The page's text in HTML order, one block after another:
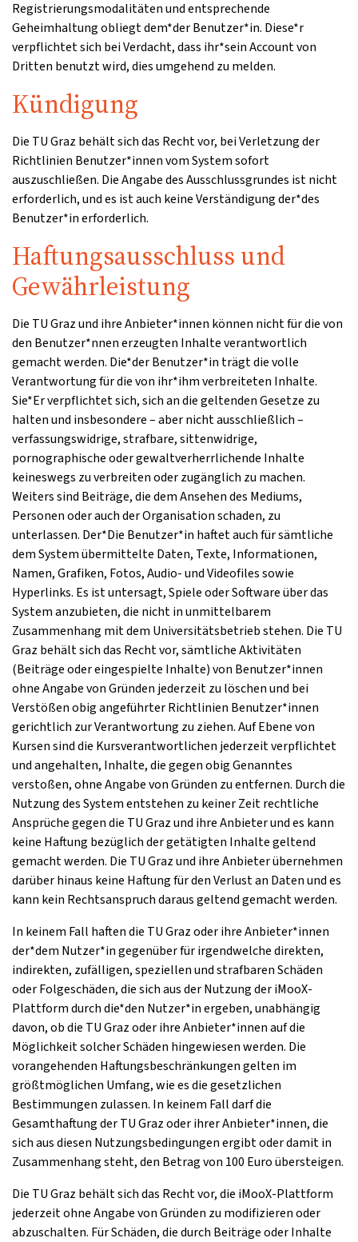
Registrierungsmodalitäten und entsprechende
Geheimhaltung obliegt dem*der Benutzer*in. Diese*r
verpflichtet sich bei Verdacht, dass ihr*sein Account von
Dritten benutzt wird, dies umgehend zu melden.
Kündigung
Die TU Graz behält sich das Recht vor, bei Verletzung der
Richtlinien Benutzer*innen vom System sofort
auszuschließen. Die Angabe des Ausschlussgrundes ist nicht
erforderlich, und es ist auch keine Verständigung der*des
Benutzer*in erforderlich.
Haftungsausschluss und
Gewährleistung
Die TU Graz und ihre Anbieter*innen können nicht für die von
den Benutzer*nnen erzeugten Inhalte verantwortlich
gemacht werden. Die*der Benutzer*in trägt die volle
Verantwortung für die von ihr*ihm verbreiteten Inhalte.
Sie*Er verpflichtet sich, sich an die geltenden Gesetze zu
halten und insbesondere – aber nicht ausschließlich –
verfassungswidrige, strafbare, sittenwidrige,
pornographische oder gewaltverherrlichende Inhalte
keineswegs zu verbreiten oder zugänglich zu machen.
Weiters sind Beiträge, die dem Ansehen des Mediums,
Personen oder auch der Organisation schaden, zu
unterlassen. Der*Die Benutzer*in haftet auch für sämtliche
dem System übermittelte Daten, Texte, Informationen,
Namen, Grafiken, Fotos, Audio- und Videofiles sowie
Hyperlinks. Es ist untersagt, Spiele oder Software über das
System anzubieten, die nicht in unmittelbarem
Zusammenhang mit dem Universitätsbetrieb stehen. Die TU
Graz behält sich das Recht vor, sämtliche Aktivitäten
(Beiträge oder eingespielte Inhalte) von Benutzer*innen
ohne Angabe von Gründen jederzeit zu löschen und bei
Verstößen obig angeführter Richtlinien Benutzer*innen
gerichtlich zur Verantwortung zu ziehen. Auf Ebene von
Kursen sind die Kursverantwortlichen jederzeit verpflichtet
und angehalten, Inhalte, die gegen obig Genanntes
verstoßen, ohne Angabe von Gründen zu entfernen. Durch die
Nutzung des System entstehen zu keiner Zeit rechtliche
Ansprüche gegen die TU Graz und ihre Anbieter und es kann
keine Haftung bezüglich der getätigten Inhalte geltend
gemacht werden. Die TU Graz und ihre Anbieter übernehmen
darüber hinaus keine Haftung für den Verlust an Daten und es
kann kein Rechtsanspruch daraus geltend gemacht werden.
In keinem Fall haften die TU Graz oder ihre Anbieter*innen
der*dem Nutzer*in gegenüber für irgendwelche direkten,
indirekten, zufälligen, speziellen und strafbaren Schäden
oder Folgeschäden, die sich aus der Nutzung der iMooX-
Plattform durch die*den Nutzer*in ergeben, unabhängig
davon, ob die TU Graz oder ihre Anbieter*innen auf die
Möglichkeit solcher Schäden hingewiesen werden. Die
vorangehenden Haftungsbeschränkungen gelten im
größtmöglichen Umfang, wie es die gesetzlichen
Bestimmungen zulassen. In keinem Fall darf die
Gesamthaftung der TU Graz oder ihrer Anbieter*innen, die
sich aus diesen Nutzungsbedingungen ergibt oder damit in
Zusammenhang steht, den Betrag von 100 Euro übersteigen.
Die TU Graz behält sich das Recht vor, die iMooX-Plattform
jederzeit ohne Angabe von Gründen zu modifizieren oder
abzuschalten. Für Schäden, die durch Beiträge oder Inhalte